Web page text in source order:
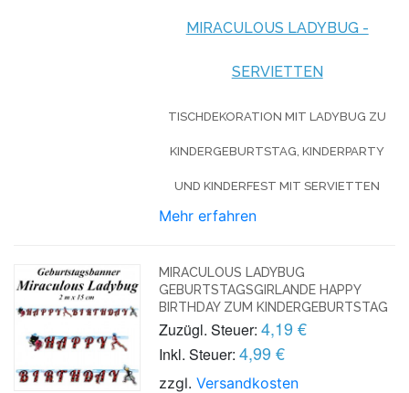
MIRACULOUS LADYBUG -
SERVIETTEN
TISCHDEKORATION MIT LADYBUG ZU
KINDERGEBURTSTAG, KINDERPARTY
UND KINDERFEST MIT SERVIETTEN
Mehr erfahren
MIRACULOUS LADYBUG
GEBURTSTAGSGIRLANDE HAPPY
BIRTHDAY ZUM KINDERGEBURTSTAG
Zuzügl. Steuer: 4,19 €
Inkl. Steuer: 4,99 €
zzgl.Versandkosten